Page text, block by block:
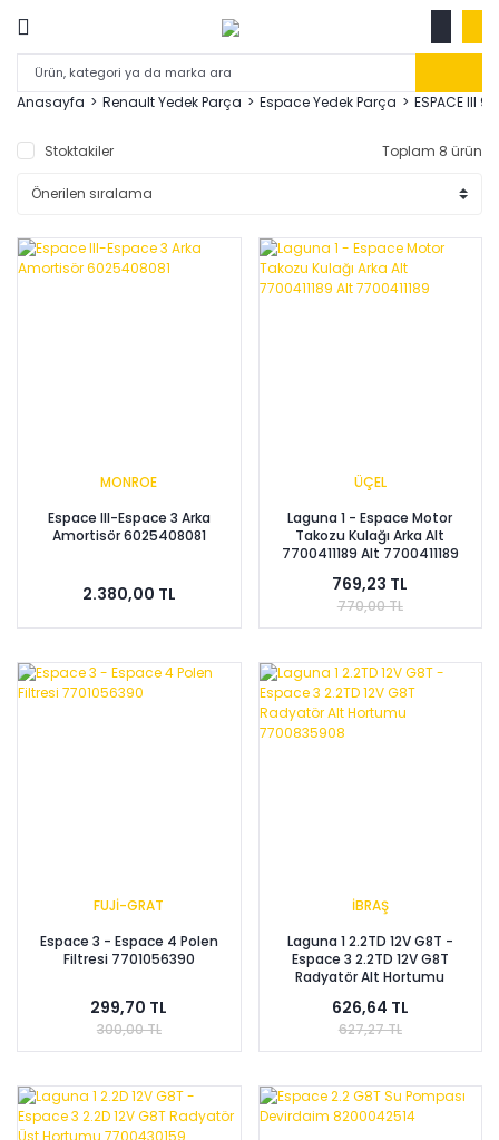
Anasayfa Renault Yedek Parça Espace Yedek Parça ESPACE III
Stoktakiler Toplam 8 ürün
MONROE
Espace III-Espace 3 Arka
Amortisör 6025408081
2.380,00 TL
ÜÇEL
Laguna 1 - Espace Motor
Takozu Kulağı Arka Alt
7700411189 Alt 7700411189
769,23 TL
770,00 TL
FUJİ-GRAT
Espace 3 - Espace 4 Polen
Filtresi 7701056390
299,70 TL
300,00 TL
İBRAŞ
Laguna 1 2.2TD 12V G8T -
Espace 3 2.2TD 12V G8T
Radyatör Alt Hortumu
626,64 TL
627,27 TL